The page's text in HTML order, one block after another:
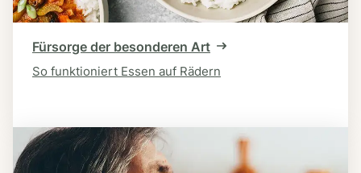
Fürsorge der besonderen Art
So funktioniert Essen auf Rädern